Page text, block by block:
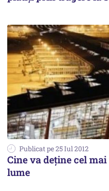
Publicat pe 25 Iul 2012
Cine va deține cel
lume